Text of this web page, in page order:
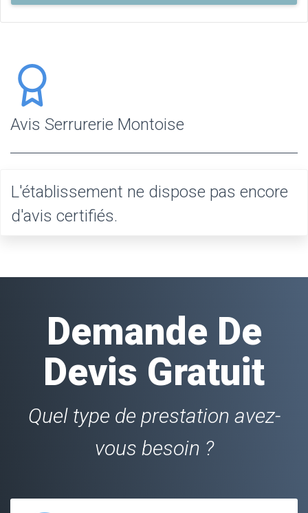
Avis Serrurerie Montoise
L'établissement ne dispose pas encore
d'avis certifiés.
Demande De
Devis Gratuit
Quel type de prestation avez-
vous besoin ?